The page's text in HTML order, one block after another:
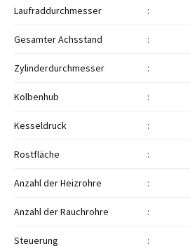
Laufraddurchmesser :
Gesamter Achsstand :
Zylinderdurchmesser :
Kolbenhub :
Kesseldruck :
Rostfläche :
Anzahl der Heizrohre :
Anzahl der Rauchrohre :
Steuerung :